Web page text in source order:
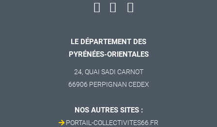
LE DÉPARTEMENT DES
PYRÉNÉES-ORIENTALES
24, QUAI SADI CARNOT
66906 PERPIGNAN CEDEX
NOS AUTRES SITES :
PORTAIL-COLLECTIVITES66.FR